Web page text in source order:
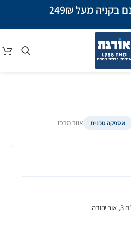
מעל 249₪
אספקה טכנית אזור מרכז